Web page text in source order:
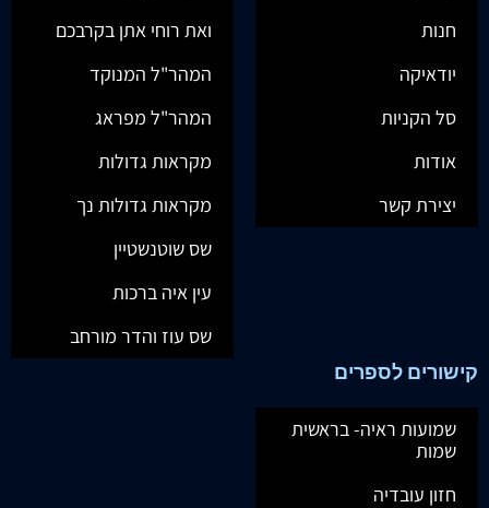
חנות
יודאיקה
סל הקניות
אודות
יצירת קשר
ואת רוחי אתן בקרבכם
המהר"ל המנוקד
המהר"ל מפראג
מקראות גדולות
מקראות גדולות נך
שס שוטנשטיין
עין איה ברכות
שס עוז והדר מורחב
קישורים לספרים
שמועות ראיה- בראשית
שמות
חזון עובדיה